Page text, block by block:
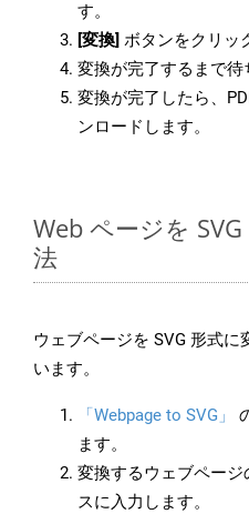
す。
[変換] ボタンをクリッ
変換が完了するまで待
変換が完了したら、
ンロードします。
Web ページを
法
ウェブページを SVG 形式
います。
「Webpage to SVG」
ます。
変換するウェブページ
スに入力します。